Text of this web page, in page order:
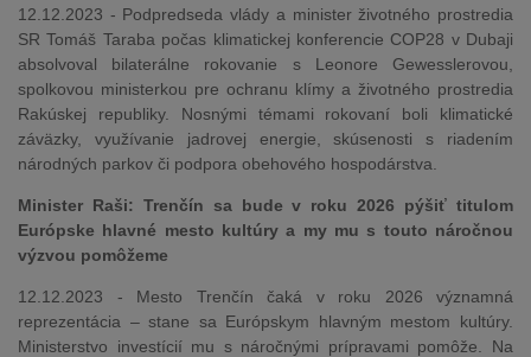
12.12.2023 - Podpredseda vlády a minister životného prostredia
SR Tomáš Taraba počas klimatickej konferencie COP28 v Dubaji
absolvoval bilaterálne rokovanie s Leonore Gewesslerovou,
spolkovou ministerkou pre ochranu klímy a životného prostredia
Rakúskej republiky. Nosnými témami rokovaní boli klimatické
záväzky, využívanie jadrovej energie, skúsenosti s riadením
národných parkov či podpora obehového hospodárstva.
Minister Raši: Trenčín sa bude v roku 2026 pýšiť titulom
Európske hlavné mesto kultúry a my mu s touto náročnou
výzvou pomôžeme
12.12.2023 - Mesto Trenčín čaká v roku 2026 významná
reprezentácia – stane sa Európskym hlavným mestom kultúry.
Ministerstvo investícií mu s náročnými prípravami pomôže. Na